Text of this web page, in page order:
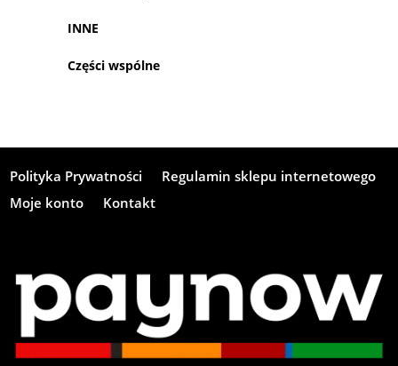
INNE
Części wspólne
Polityka Prywatności
Regulamin sklepu internetowego
Moje konto
Kontakt